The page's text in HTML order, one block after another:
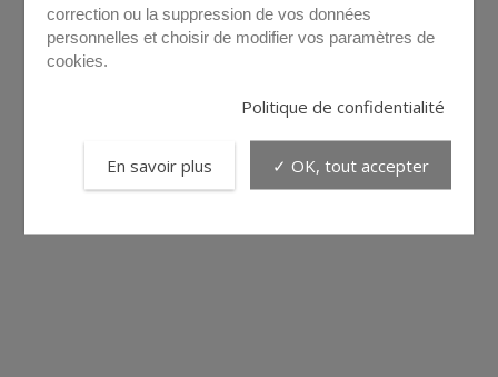
correction ou la suppression de vos données
personnelles et choisir de modifier vos paramètres de
cookies.
Politique de confidentialité
En savoir plus ✓ OK, tout accepter